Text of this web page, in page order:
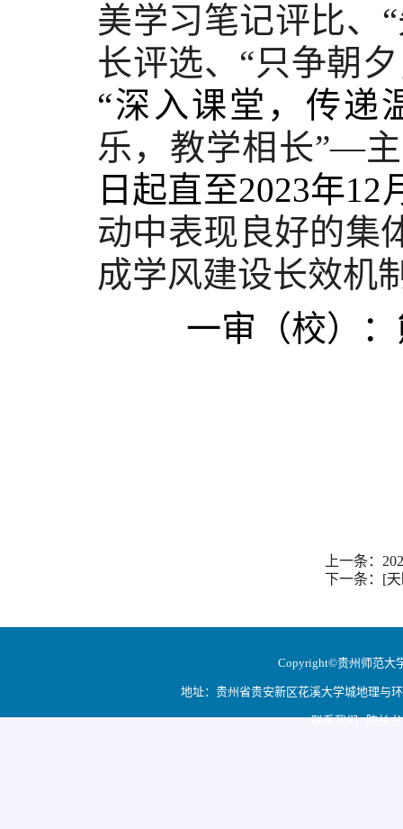
美学习笔记评比、“
长评选、“只争朝
“深入课堂，传递
乐，教学相长”—
日起直至2023年
动中表现良好的集
成学风建设长效机
一审（校）
上一条：
下一条：[
Copyright©贵州师范大
地址：贵州省贵安新区花溪大学城地理与
联系我们 院长书